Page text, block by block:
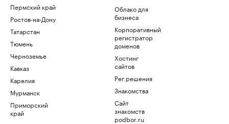
Пермский край
Ростов-на-Дону
Татарстан
Тюмень
Черноземье
Кавказ
Карелия
Мурманск
Приморский
край
Облако для
бизнеса
Корпоративный
регистратор
доменов
Хостинг
сайтов
Рег.решения
Знакомства
Сайт
знакомств
podbor.ru